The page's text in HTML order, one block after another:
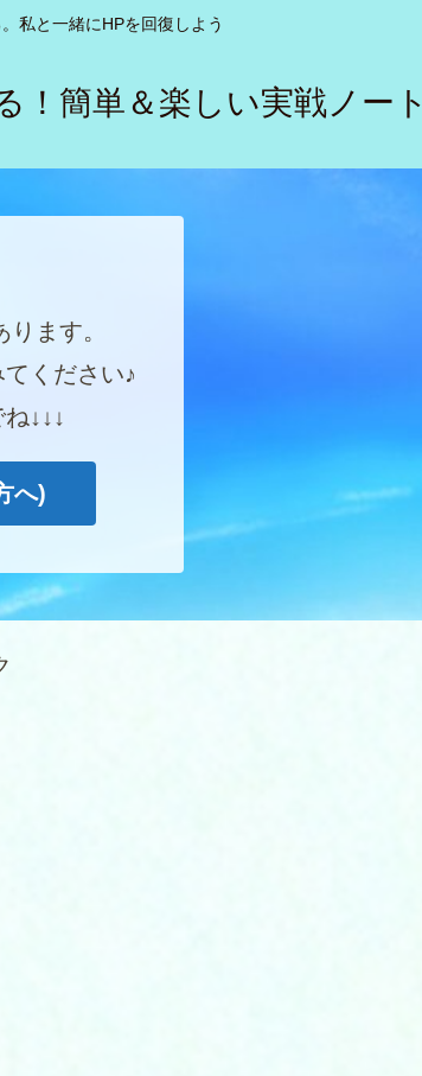
私と一緒にHPを回復しよう
！簡単＆楽しい実戦ノート
ます。
ください♪
↓↓↓
へ)